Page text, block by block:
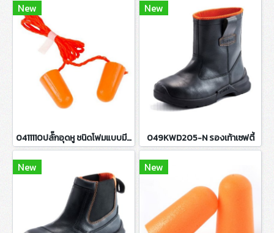
New
0411110ปลั๊กอุดหู ชนิดโฟมแบบมีสาย
New
049KWD205-N รองเท้าเซฟตี้
New New